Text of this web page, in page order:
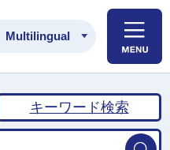
土浦市公式ホームペ
Multilingual
キーワード検索